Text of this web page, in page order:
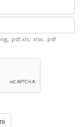
.pdf.xls, .xlsx, .pdf